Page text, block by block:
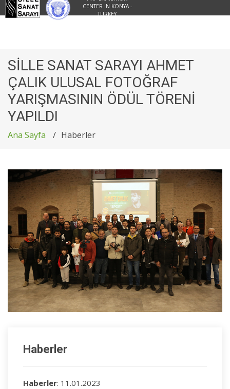
CENTER IN KONYA -
TURKEY
SİLLE SANAT SARAYI AHMET
ÇALIK ULUSAL FOTOĞRAF
YARIŞMASININ ÖDÜL TÖRENİ
YAPILDI
Ana Sayfa Haberler
Haberler
Haberler: 11.01.2023